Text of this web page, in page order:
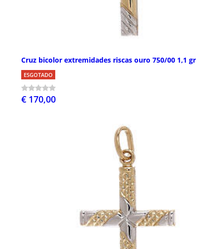
Cruz bicolor extremidades riscas ouro 750/00 1,1 gr
ESGOTADO
€ 170,00